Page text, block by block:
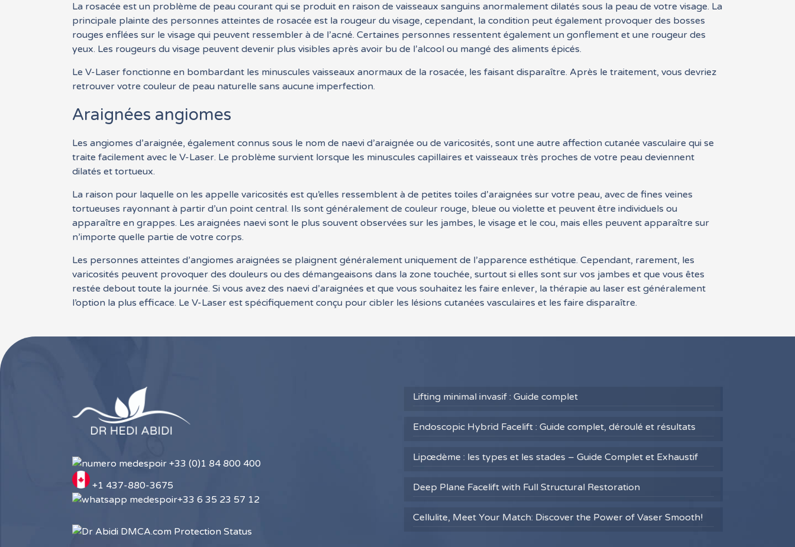
La rosacée est un problème de peau courant qui se produit en raison de vaisseaux sanguins anormalement dilatés sous la peau de votre visage. La
principale plainte des personnes atteintes de rosacée est la rougeur du visage, cependant, la condition peut également provoquer des bosses
rouges enflées sur le visage qui peuvent ressembler à de l’acné. Certaines personnes ressentent également un gonflement et une rougeur des
yeux. Les rougeurs du visage peuvent devenir plus visibles après avoir bu de l’alcool ou mangé des aliments épicés.
Le V-Laser fonctionne en bombardant les minuscules vaisseaux anormaux de la rosacée, les faisant disparaître. Après le traitement, vous devriez
retrouver votre couleur de peau naturelle sans aucune imperfection.
Araignées angiomes
Les angiomes d’araignée, également connus sous le nom de naevi d’araignée ou de varicosités, sont une autre affection cutanée vasculaire qui se
traite facilement avec le V-Laser. Le problème survient lorsque les minuscules capillaires et vaisseaux très proches de votre peau deviennent
dilatés et tortueux.
La raison pour laquelle on les appelle varicosités est qu’elles ressemblent à de petites toiles d’araignées sur votre peau, avec de fines veines
tortueuses rayonnant à partir d’un point central. Ils sont généralement de couleur rouge, bleue ou violette et peuvent être individuels ou
apparaître en grappes. Les araignées naevi sont le plus souvent observées sur les jambes, le visage et le cou, mais elles peuvent apparaître sur
n’importe quelle partie de votre corps.
Les personnes atteintes d’angiomes araignées se plaignent généralement uniquement de l’apparence esthétique. Cependant, rarement, les
varicosités peuvent provoquer des douleurs ou des démangeaisons dans la zone touchée, surtout si elles sont sur vos jambes et que vous êtes
restée debout toute la journée. Si vous avez des naevi d’araignées et que vous souhaitez les faire enlever, la thérapie au laser est généralement
l’option la plus efficace. Le V-Laser est spécifiquement conçu pour cibler les lésions cutanées vasculaires et les faire disparaître.
+33 (0)1 84 800 400
+1 437-880-3675
+33 6 35 23 57 12
Lifting minimal invasif : Guide complet
Endoscopic Hybrid Facelift : Guide complet, déroulé et résultats
Lipœdème : les types et les stades – Guide Complet et Exhaustif
Deep Plane Facelift with Full Structural Restoration
Cellulite, Meet Your Match: Discover the Power of Vaser Smooth!